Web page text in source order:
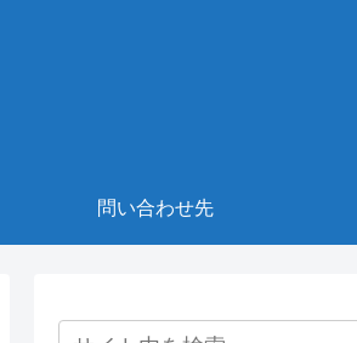
問い合わせ先